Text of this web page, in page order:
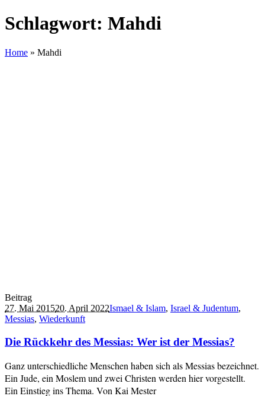
Schlagwort: Mahdi
Home » Mahdi
Beitrag
27. Mai 201520. April 2022Ismael & Islam, Israel & Judentum,
Messias, Wiederkunft
Die Rückkehr des Messias: Wer ist der Messias?
Ganz unterschiedliche Menschen haben sich als Messias bezeichnet.
Ein Jude, ein Moslem und zwei Christen werden hier vorgestellt.
Ein Einstieg ins Thema. Von Kai Mester